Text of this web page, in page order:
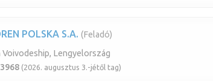
POLSKA S.A. (Feladó)
Voivodeship, Lengyelország
(2026. augusztus 3.-jétől tag)